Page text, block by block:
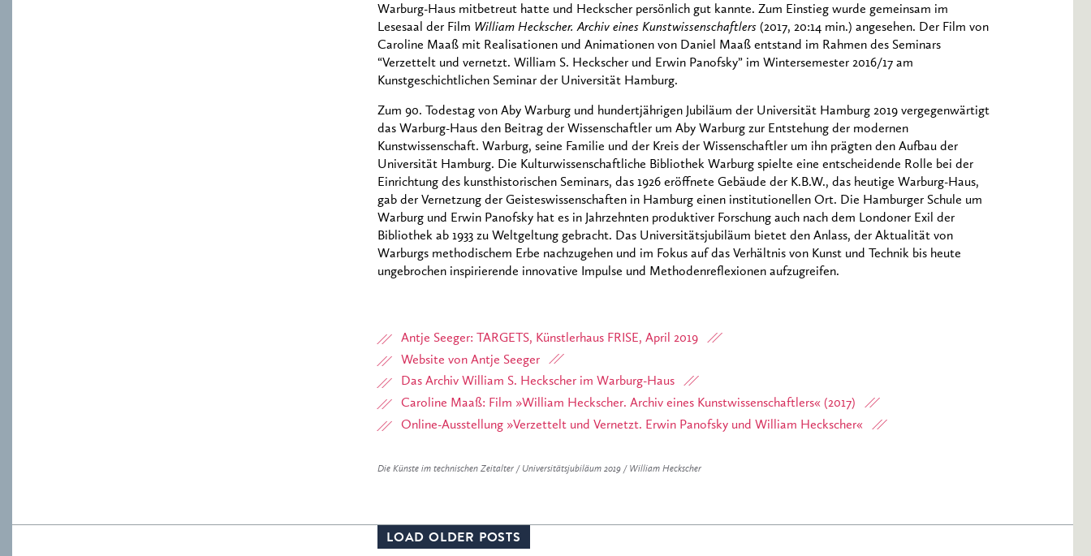
Warburg-Haus mitbetreut hatte und Heckscher persönlich gut kannte. Zum Einstieg wurde gemeinsam im
Lesesaal der Film William Heckscher. Archiv eines Kunstwissenschaftlers (2017, 20:14 min.) angesehen. Der Film von
Caroline Maaß mit Realisationen und Animationen von Daniel Maaß entstand im Rahmen des Seminars
“Verzettelt und vernetzt. William S. Heckscher und Erwin Panofsky” im Wintersemester 2016/17 am
Kunstgeschichtlichen Seminar der Universität Hamburg.
Zum 90. Todestag von Aby Warburg und hundertjährigen Jubiläum der Universität Hamburg 2019 vergegenwärtigt
das Warburg-Haus den Beitrag der Wissenschaftler um Aby Warburg zur Entstehung der modernen
Kunstwissenschaft. Warburg, seine Familie und der Kreis der Wissenschaftler um ihn prägten den Aufbau der
Universität Hamburg. Die Kulturwissenschaftliche Bibliothek Warburg spielte eine entscheidende Rolle bei der
Einrichtung des kunsthistorischen Seminars, das 1926 eröffnete Gebäude der K.B.W., das heutige Warburg-Haus,
gab der Vernetzung der Geisteswissenschaften in Hamburg einen institutionellen Ort. Die Hamburger Schule um
Warburg und Erwin Panofsky hat es in Jahrzehnten produktiver Forschung auch nach dem Londoner Exil der
Bibliothek ab 1933 zu Weltgeltung gebracht. Das Universitätsjubiläum bietet den Anlass, der Aktualität von
Warburgs methodischem Erbe nachzugehen und im Fokus auf das Verhältnis von Kunst und Technik bis heute
ungebrochen inspirierende innovative Impulse und Methodenreflexionen aufzugreifen.
Antje Seeger: TARGETS, Künstlerhaus FRISE, April 2019
Website von Antje Seeger
Das Archiv William S. Heckscher im Warburg-Haus
Caroline Maaß: Film »William Heckscher. Archiv eines Kunstwissenschaftlers« (2017)
Online-Ausstellung »Verzettelt und Vernetzt. Erwin Panofsky und William Heckscher«
Die Künste im technischen Zeitalter / Universitätsjubiläum 2019 / William Heckscher
LOAD OLDER POSTS